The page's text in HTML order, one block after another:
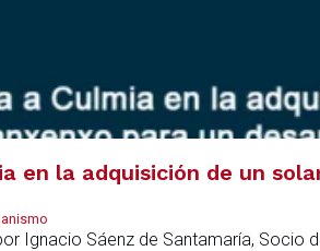
en la adquisición de un
Ignacio Sáenz de Santamaría, Socio